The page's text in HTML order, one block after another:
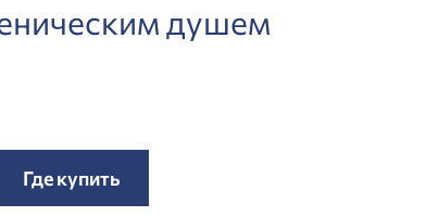
душем
Где купить